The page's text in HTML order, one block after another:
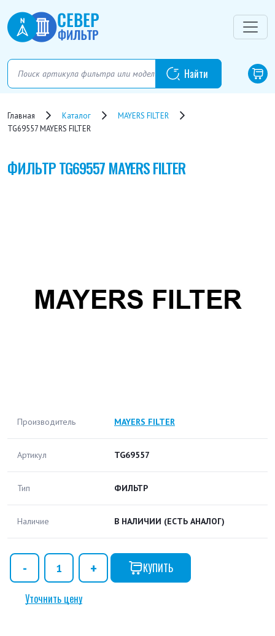
Главная Каталог
MAYERS FILTER
TG69557 MAYERS FILTER
ФИЛЬТРTG69557 MAYERS FILTER
Производитель MAYERS FILTER
Артикул TG69557
Тип ФИЛЬТР
Наличие В НАЛИЧИИ (ЕСТЬ АНАЛОГ)
КУПИТЬ
Уточнить цену